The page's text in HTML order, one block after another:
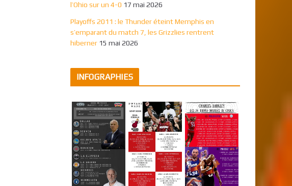
l’Ohio sur un 4-0 17 mai 2026
Playoffs 2011 : le Thunder éteint Memphis en
s’emparant du match 7, les Grizzlies rentrent
hiberner 15 mai 2026
INFOGRAPHIES